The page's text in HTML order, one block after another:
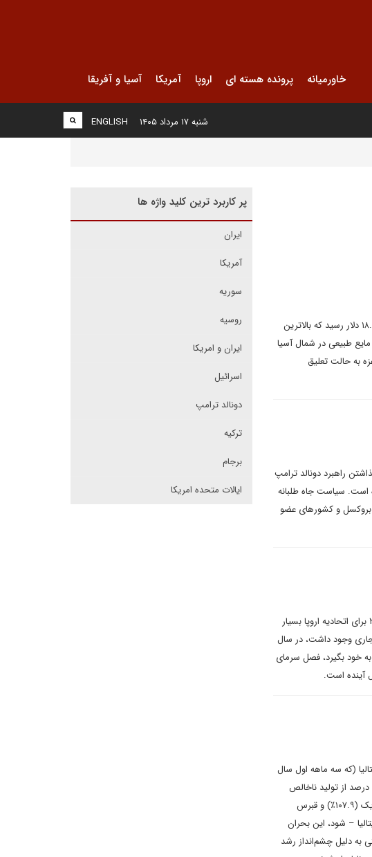
خاورمیانه پرونده هسته ای اروپا آمریکا آسیا و آفریقا
ENGLISH شنبه ۱۷ مرداد ۱۴۰۵
در پی تحولات اخیر، قیمت نقدی گاز LNG در روز چهارشنبه هفته گذشته با افزایش ۴۰ درصدی به ۱۸.۳۴۵ دلار رسید که بالاترین
مایع طبیعی در شمال آسیا
به حالت تعلیق
راهبرد دونالد ترامپ
است. سیاست جاه طلبانه
و کشورهای عضو
بنابراین، کارشناسان تاکید می‌کنند که با ادامه وضع موجود، احتمال وقوع بحران انرژی در زمستان ۲۰۲۲ برای اتحادیه اروپا بسیار
وجود داشت، در سال
خود بگیرد، فصل سرمای
(که سه ماهه اول سال
جاری را با بدهی ناخالص دولت به ۱۵۲.۶ درصد از تولید ناخالص داخلی به پایان رساند)، یونان (۱۸۹.۳ درصد از تولید ناخالص
داخلی، اما میانگین مدت طولانی تر)، پرتغال (۱۲۷ درصد)، اسپانیا (۱۱۷.۷ درصد)، فرانسه (۱۱۴.۴٪)، بلژیک (۱۰۷.۹٪) و قبرس
– شود، این بحران
به دلیل چشم‌انداز رشد
پر کاربرد ترین کلید واژه ها
ایران
آمریکا
سوریه
روسیه
ایران و امریکا
اسرائیل
دونالد ترامپ
ترکیه
برجام
ایالات متحده امریکا